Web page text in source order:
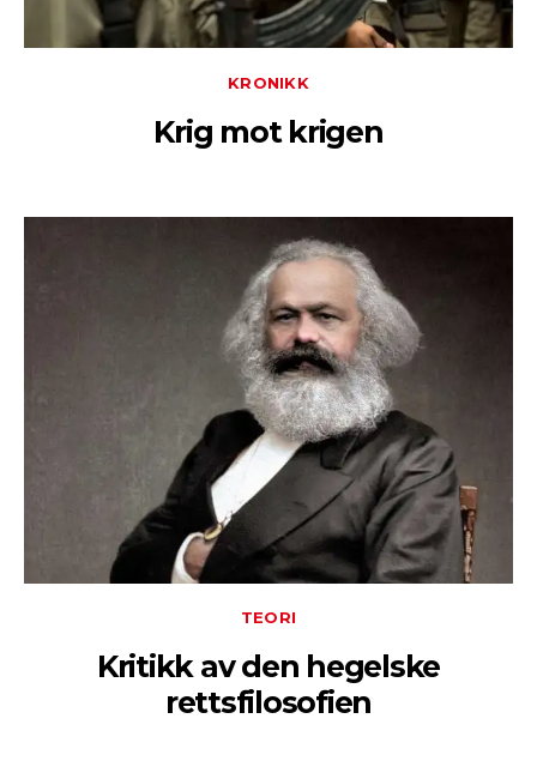
KRONIKK
Krig mot krigen
TEORI
Kritikk av den hegelske
rettsfilosofien